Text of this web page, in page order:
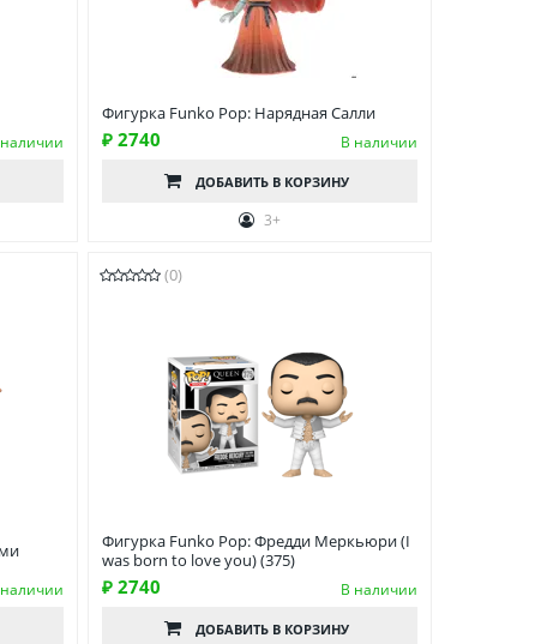
Фигурка Funko Pop: Нарядная Салли
₽ 2740 В наличии
ДОБАВИТЬ В КОРЗИНУ
3+
(0)
Фигурка Funko Pop: Фредди Меркьюри (I
was born to love you) (375)
₽ 2740 В наличии
ДОБАВИТЬ В КОРЗИНУ